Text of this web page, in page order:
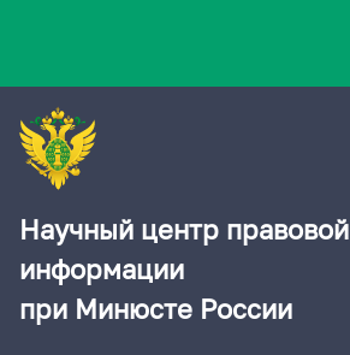
Научный центр правовой
информации
при Минюсте России